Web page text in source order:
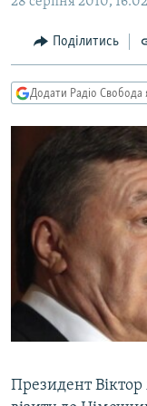
Перейти
пошуку
СУСПІЛЬСТВО
КУЛЬТУРА
СПОРТ
СВІТ
ДОНБАС.РЕАЛІЇ
КРИМ.РЕАЛІЇ
ТИ ЯК?
ПРИАЗОВ’Я
КИТАЙ.ВИКЛИКИ
МУЛЬТИМЕДІА
ФОТО
СПЕЦПРОЄКТИ
ПОДКАСТИ
РУС
Поділитись
Додати Радіо Свобода
Президент